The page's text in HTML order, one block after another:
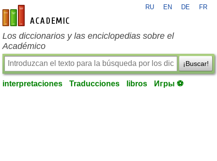
es-academic.com
RU EN DE FR
Los diccionarios y las enciclopedias sobre el
Académico
¡Buscar!
interpretaciones Traducciones libros Игры ⚽